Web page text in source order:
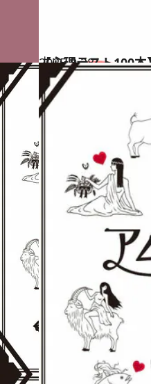
2025.9.28
【心理テスト100
占い